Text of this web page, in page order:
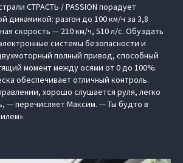
СТРАСТЬ / PASSION порадует
динамикой: разгон до 100 км/ч за 3,8
скорость — 210 км/ч, 510 л/с. Обуздать
системы безопасности и
полный привод, способный
момент между осями от 0 до 100%.
обеспечивает отличный контроль.
хорошо слушается руля, легко
— перечисляет Максим. — Ты будто в